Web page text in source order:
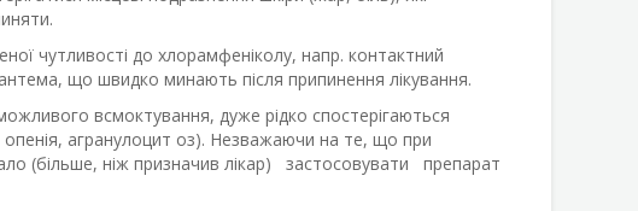
чутливості до хлорамфеніколу, напр. контактний
що швидко минають після припинення лікування.
всмоктування, дуже рідко спостерігаються
опенія, агранулоцит оз). Незважаючи на те, що при
(більше, ніж призначив лікар) застосовувати препарат